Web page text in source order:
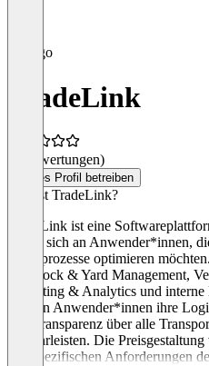
TradeLink
(0 Bewertungen)
Dieses Profil betreiben
Was ist TradeLink?
TradeLink ist eine
richtet sich an Anwender*innen,
Lagerprozesse optimieren
wie Dock & Yard Management,
Reporting & Analytics und
können Anwender*innen ihre
und Transparenz über alle
gewährleisten. Die
den spezifischen Anforderungen